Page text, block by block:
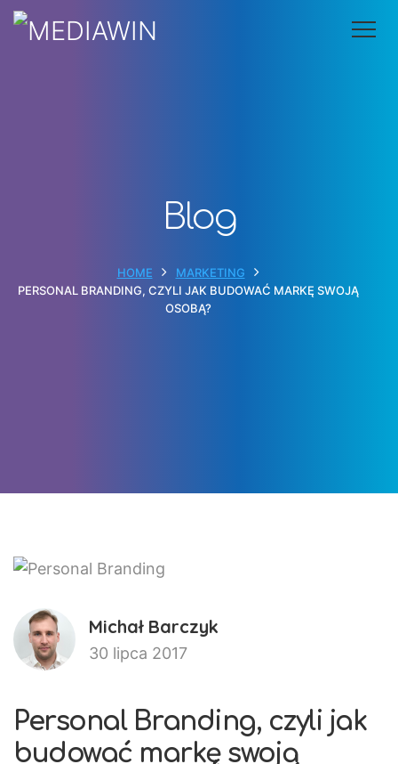
Blog
HOME
MARKETING
PERSONAL BRANDING, CZYLI JAK BUDOWAĆ MARKĘ SWOJĄ
OSOBĄ?
Michał Barczyk
30 lipca 2017
Personal Branding, czyli jak
budować markę swoją